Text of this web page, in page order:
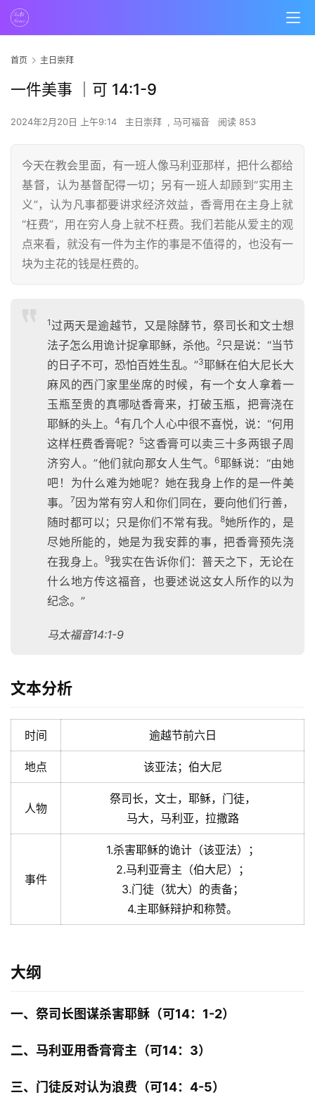
首页 主日崇拜
一件美事 ｜可 14:1-9
2024年2月20日 上午9:14 主日崇拜 , 马可福音 阅读 853
今天在教会里面，有一班人像马利亚那样，把什么都给
基督，认为基督配得一切；另有一班人却顾到“实用主
义”，认为凡事都要讲求经济效益，香膏用在主身上就
“枉费”，用在穷人身上就不枉费。我们若能从爱主的观
点来看，就没有一件为主作的事是不值得的，也没有一
块为主花的钱是枉费的。
1过两天是逾越节，又是除酵节，祭司长和文士想
法子怎么用诡计捉拿耶稣，杀他。
2只是说：“当节
的日子不可，恐怕百姓生乱。”3耶稣在伯大尼长大
麻风的西门家里坐席的时候，有一个女人拿着一
玉瓶至贵的真哪哒香膏来，打破玉瓶，把膏浇在
耶稣的头上。4有几个人心中很不喜悦，说：“何用
这样枉费香膏呢？ 5这香膏可以卖三十多两银子周
济穷人。”他们就向那女人生气。6耶稣说：“由她
吧！为什么难为她呢？她在我身上作的是一件美
事。
7 因为常有穷人和你们同在，要向他们行善，
随时都可以；只是你们不常有我。
8她所作的，是
尽她所能的，她是为我安葬的事，把香膏预先浇
在我身上。
9我实在告诉你们：普天之下，无论在
什么地方传这福音，也要述说这女人所作的以为
纪念。”
马太福音14:1-9
文本分析
时间 逾越节前六日
地点 该亚法；伯大尼
人物
祭司长，文士，耶稣，门徒，
马大，马利亚，拉撒路
事件
1.杀害耶稣的诡计（该亚法）；
2.马利亚膏主（伯大尼）；
3.门徒（犹大）的责备；
4.主耶稣辩护和称赞。
大纲
一、祭司长图谋杀害耶稣（可14：1-2）
二、马利亚用香膏膏主（可14：3）
三、门徒反对认为浪费（可14：4-5）